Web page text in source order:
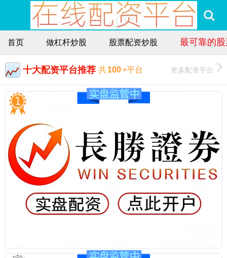
首页 做杠杆炒股 股票配资炒股 最可靠的
十大配资平台推荐 共100+平台 更多配资平台